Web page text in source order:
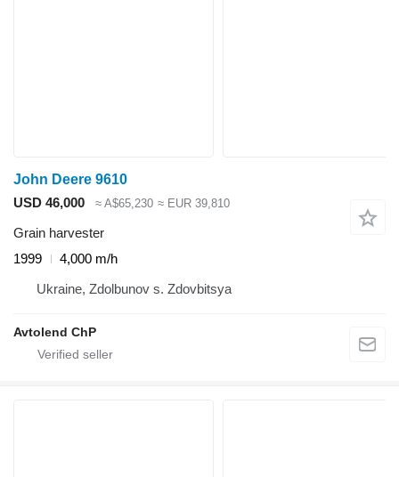
John Deere 9610
USD 46,000
≈ A$65,230 ≈ EUR 39,810
Grain harvester
1999
4,000 m/h
Ukraine, Zdolbunov s. Zdovbitsya
Avtolend ChP